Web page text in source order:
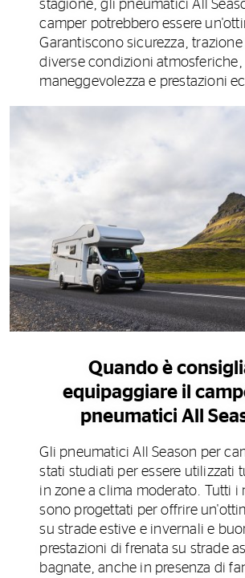
stagione, gli pneumatici All
camper potrebbero essere
Garantiscono sicurezza,
diverse condizioni atmosferiche,
maneggevolezza e prestazioni
Quando è
equipaggiare il
pneumatici All
Gli pneumatici All Season per
stati studiati per essere utilizzati
in zone a clima moderato. Tutti i
sono progettati per offrire
su strade estive e invernali e
prestazioni di frenata su strade
bagnate, anche in presenza di